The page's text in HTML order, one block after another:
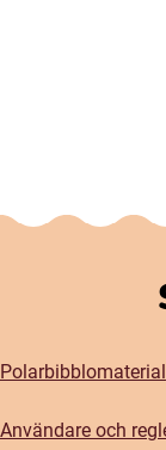
Polarbibblomaterial
Användare och